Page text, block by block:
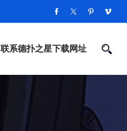
联系德扑之星下载网址